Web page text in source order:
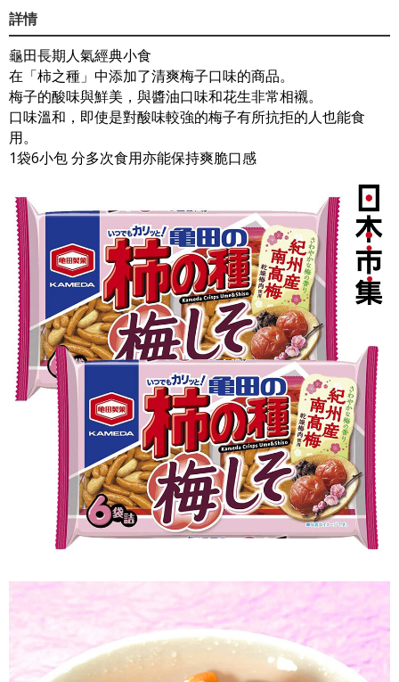
詳情
龜田長期人氣經典小食
在「柿之種」中添加了清爽梅子口味的商品。
梅子的酸味與鮮美，與醬油口味和花生非常相襯。
口味溫和，即使是對酸味較強的梅子有所抗拒的人也能食
用。
1袋6小包 分多次食用亦能保持爽脆口感